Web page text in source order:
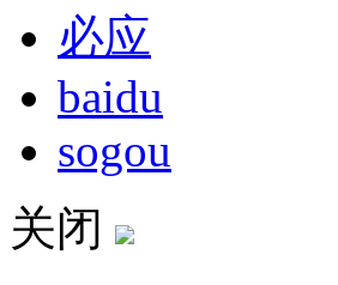
必应
baidu
sogou
关闭